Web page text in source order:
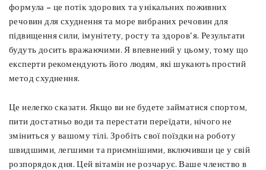
формула – це потік здорових та унікальних поживних
речовин для схуднення та море вибраних речовин для
підвищення сили, імунітету, росту та здоров'я. Результати
будуть досить вражаючими. Я впевнений у цьому, тому що
експерти рекомендують його людям, які шукають простий
метод схуднення.
Це нелегко сказати. Якщо ви не будете займатися спортом,
пити достатньо води та перестати переїдати, нічого не
зміниться у вашому тілі. Зробіть свої поїздки на роботу
швидшими, легшими та приємнішими, включивши це у свій
розпорядок дня. Цей вітамін не розчарує. Ваше членство в